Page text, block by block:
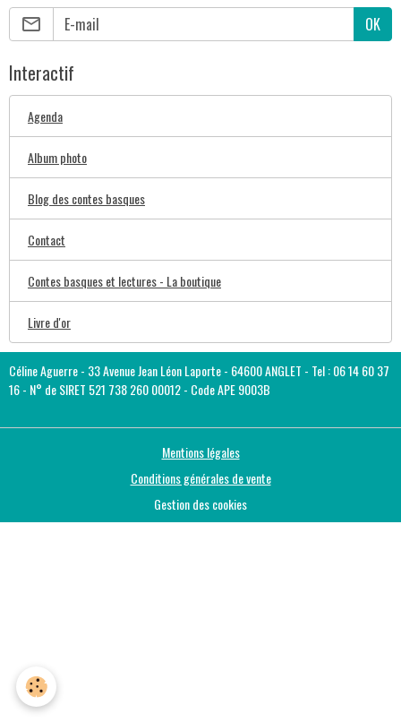
OK
Interactif
Agenda
Album photo
Blog des contes basques
Contact
Contes basques et lectures - La boutique
Livre d'or
Céline Aguerre - 33 Avenue Jean Léon Laporte - 64600 ANGLET - Tel : 06 14 60 37
16 - N° de SIRET 521 738 260 00012 - Code APE 9003B
Mentions légales
Conditions générales de vente
Gestion des cookies